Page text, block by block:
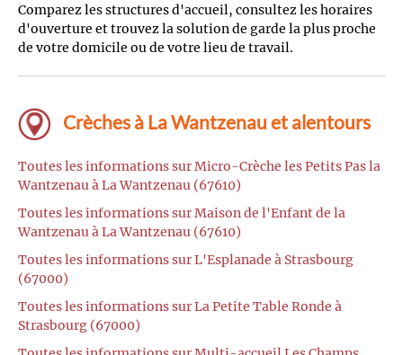
Comparez les structures d'accueil, consultez les horaires
d'ouverture et trouvez la solution de garde la plus proche
de votre domicile ou de votre lieu de travail.
Crèches à La Wantzenau et alentours
Toutes les informations sur Micro-Crèche les Petits Pas la
Wantzenau à La Wantzenau (67610)
Toutes les informations sur Maison de l'Enfant de la
Wantzenau à La Wantzenau (67610)
Toutes les informations sur L'Esplanade à Strasbourg
(67000)
Toutes les informations sur La Petite Table Ronde à
Strasbourg (67000)